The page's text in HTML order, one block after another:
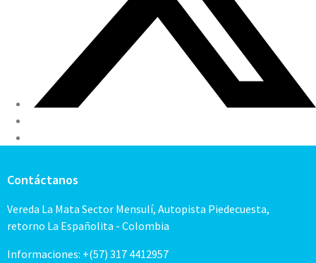
Contáctanos
Vereda La Mata Sector Mensulí, Autopista Piedecuesta,
retorno La Españolita - Colombia
Informaciones: +(57) 317 4412957